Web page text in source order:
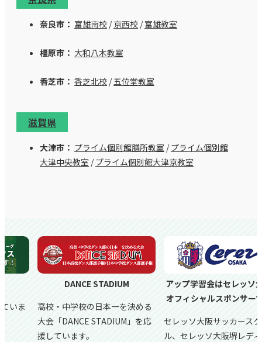
奈良市： 富雄南校 /京西校 /富雄教室
橿原市： 大和八木教室
香芝市： 香芝北校 /五位堂教室
滋賀県
大津市： プライム個別館膳所教室 /プライム個別館
大津中央教室 /プライム個別館大津京教室
DANCE STADIUM
高校・中学校の日本一を決める
大会「DANCE STADIUM」を応
援しています。
アップ学習会はセレッソ大阪の
オフィシャルスポンサーです。
セレッソ大阪サッカースクー
セレッソ大阪堺レディース